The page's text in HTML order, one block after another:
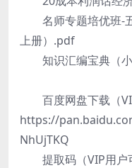
名师专题培优班-五
上册）.pdf
知识汇编宝典（
百度网盘下载（
https://
NhUjTKQ
提取码（VIP用户